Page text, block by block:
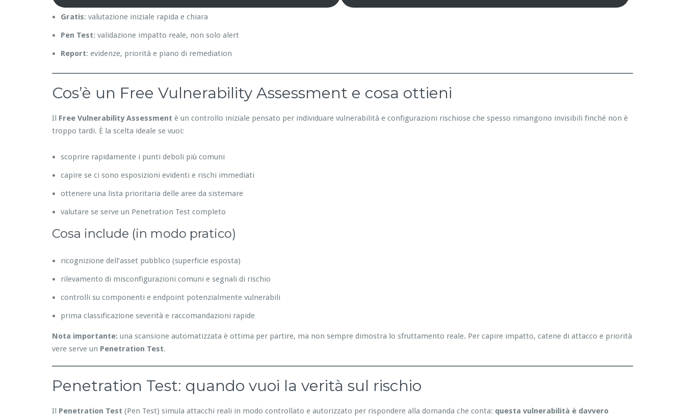
Gratis: valutazione iniziale rapida e chiara
Pen Test: validazione impatto reale, non solo alert
Report: evidenze, priorità e piano di remediation
Cos’è un Free Vulnerability Assessment e cosa ottieni
Il Free Vulnerability Assessment è un controllo iniziale pensato per individuare vulnerabilità e configurazioni rischiose che spesso rimangono invisibili finché non è
troppo tardi. È la scelta ideale se vuoi:
scoprire rapidamente i punti deboli più comuni
capire se ci sono esposizioni evidenti e rischi immediati
ottenere una lista prioritaria delle aree da sistemare
valutare se serve un Penetration Test completo
Cosa include (in modo pratico)
ricognizione dell’asset pubblico (superficie esposta)
rilevamento di misconfigurazioni comuni e segnali di rischio
controlli su componenti e endpoint potenzialmente vulnerabili
prima classificazione severità e raccomandazioni rapide
Nota importante: una scansione automatizzata è ottima per partire, ma non sempre dimostra lo sfruttamento reale. Per capire impatto, catene di attacco e priorità
vere serve un Penetration Test.
Penetration Test: quando vuoi la verità sul rischio
Il Penetration Test (Pen Test) simula attacchi reali in modo controllato e autorizzato per rispondere alla domanda che conta: questa vulnerabilità è davvero